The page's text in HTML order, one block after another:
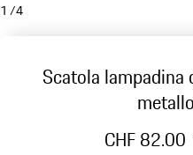
1 /4
Scatola
CHF 82.00